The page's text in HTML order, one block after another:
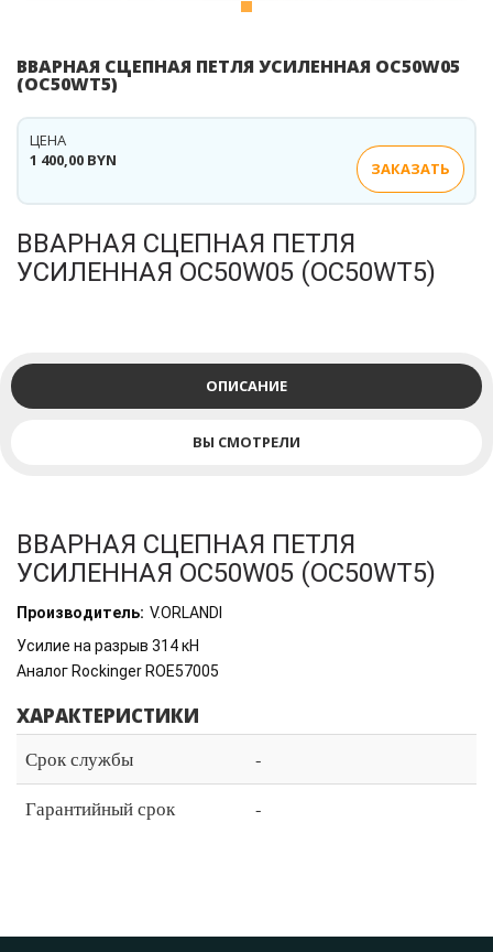
ВВАРНАЯ СЦЕПНАЯ ПЕТЛЯ УСИЛЕННАЯ OC50W05
(OC50WT5)
1 400,00 BYN
ЦЕНА
ЗАКАЗАТЬ
ВВАРНАЯ СЦЕПНАЯ ПЕТЛЯ
УСИЛЕННАЯ OC50W05 (OC50WT5)
ОПИСАНИЕ
ВЫ СМОТРЕЛИ
ВВАРНАЯ СЦЕПНАЯ ПЕТЛЯ
УСИЛЕННАЯ OC50W05 (OC50WT5)
Производитель: V.ORLANDI
Усилие на разрыв 314 кН
Аналог Rockinger ROE57005
ХАРАКТЕРИСТИКИ
Срок службы
-
Гарантийный срок
-